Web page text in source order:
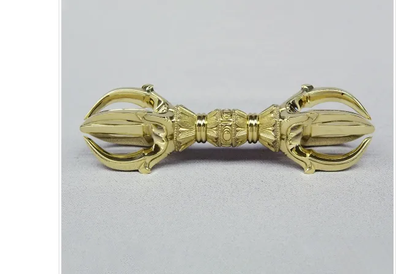
プライバシーポリシー
特定商取引法について
お問い合わせ